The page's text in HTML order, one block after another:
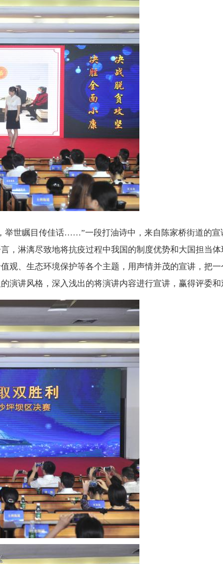
举世瞩目传佳话……”一段打油诗中，来自陈家桥街道的
，淋漓尽致地将抗疫过程中我国的制度优势和大国担当
观、生态环境保护等各个主题，用声情并茂的宣讲，把
演讲风格，深入浅出的将演讲内容进行宣讲，赢得评委